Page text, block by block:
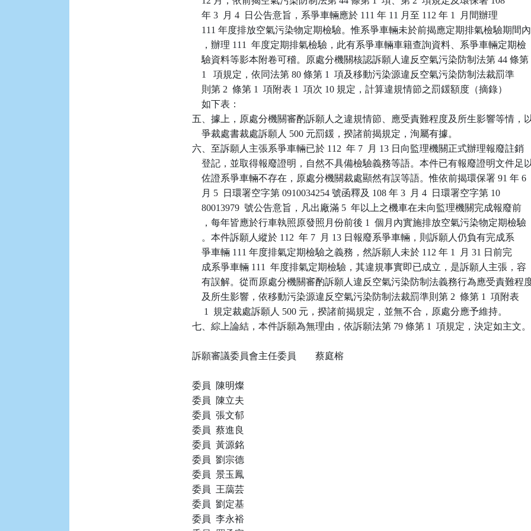
    年 3  月 4  日公告意旨，系爭車輛應於 111 年 11 月至 112 年 1  月間辦理
    111 年度排放空氣污染物定期檢驗。惟系爭車輛未於前揭應定期排氣檢驗期間內
    ，辦理 111  年度定期排氣檢驗，此有系爭車輛車籍查詢資料、系爭車輛定期檢
    驗資料等影本附卷可稽。原處分機關核認訴願人違反空氣污染防制法第 44 條第
    1   項規定，依同法第 80 條第 1  項及移動污染源違反空氣污染防制法裁罰準
    則第 2  條第 1  項附表 1  項次 10 規定，計算違規情節之罰鍰額度（摘錄）
    如下表：
五、據上，原處分機關審酌訴願人之違規情節、應受責難程度及所生影響等情，
    爭裁處書裁處訴願人 500 元罰鍰，揆諸前揭規定，洵屬有據。
六、至訴願人主張系爭車輛已於 112  年 7  月 13 日向監理機關正式辦理報廢註銷
登記，並取得報廢證明，自然不具備檢驗義務等語。本件已有報廢證明文件足
    佐證系爭車輛不存在，原處分機關裁處顯然有誤等語。惟依前揭環保署 91 年 6
    月 5  日環署空字第 0910034254 號函釋及 108 年 3  月 4  日環署空字第 10
    80013979  號公告意旨，凡出廠滿 5  年以上之機車在未向監理機關完成報廢前
    ，每年皆應於行車執照原發照月份前後 1  個月內實施排放空氣污染物定期檢驗
    。本件訴願人縱於 112  年 7  月 13 日報廢系爭車輛，則訴願人仍負有完成系
    爭車輛 111 年度排氣定期檢驗之義務，然訴願人未於 112 年 1  月 31 日前完
    成系爭車輛 111  年度排氣定期檢驗，其違規事實即已成立，是訴願人主張，容
有誤解。從而原處分機關審酌訴願人違反空氣污染防制法義務行為應受責難程
    及所生影響，依移動污染源違反空氣污染防制法裁罰準則第 2  條第 1  項附表
     1  規定裁處訴願人 500 元，揆諸前揭規定，並無不合，原處分應予維持。
七、綜上論結，本件訴願為無理由，依訴願法第 79 條第 1  項規定，決定如主文。
訴願審議委員會主任委員　　蔡庭榕
委員  陳明燦
委員  陳立夫
委員  張文郁
委員  蔡進良
委員  黃源銘
委員  劉宗德
委員  景玉鳳
委員  王藹芸
委員  劉定基
委員  李永裕